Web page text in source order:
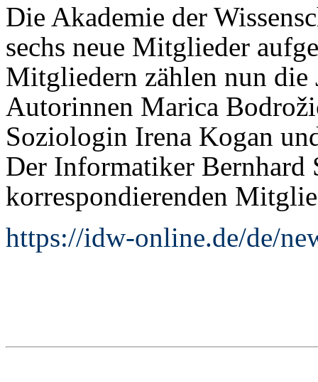
Die Akademie der
sechs neue Mitglieder
Mitgliedern zählen nun
Autorinnen Marica
Soziologin Irena Kogan
Der Informatiker Bernhard
korrespondierenden
https://idw-online.de/de/